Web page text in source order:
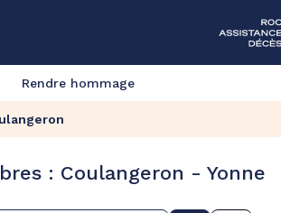
Rendre hommage
: Coulangeron - Yonne